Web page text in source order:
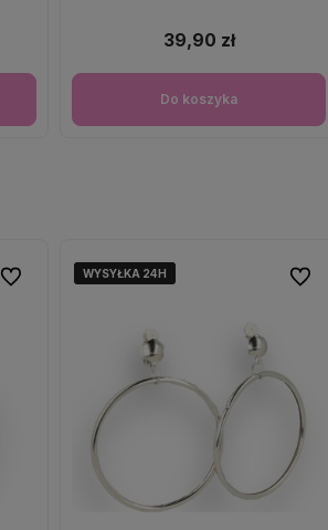
39,90 zł
Do koszyka
Do ulubionychWYSYŁKA 24H
WYSYŁKA 24H
WYSYŁKA 24H Do